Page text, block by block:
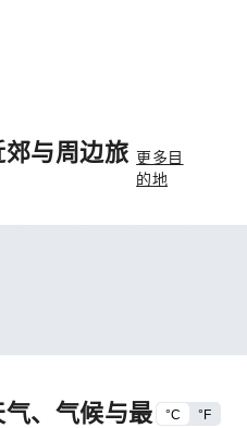
与周边旅 更多目
的地
、气候与最
°C °F